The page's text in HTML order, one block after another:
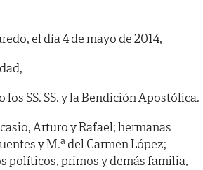
el día 4 de mayo de 2014,
SS. SS. y la Bendición Apostólica.
Arturo y Rafael; hermanas
y M.ª del Carmen López;
políticos, primos y demás familia,